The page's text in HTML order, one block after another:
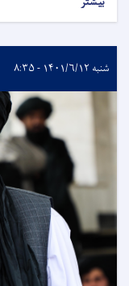
شنبه ۱۴۰۱/۶/۱۲ - ۸:۳۵